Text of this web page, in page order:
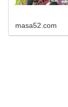
masa52.com